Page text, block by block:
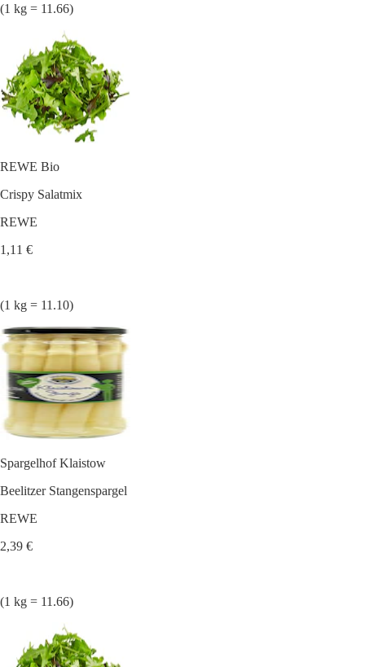
(1 kg = 11.66)
REWE Bio
Crispy Salatmix
REWE
1,11 €
(1 kg = 11.10)
Spargelhof Klaistow
Beelitzer Stangenspargel
REWE
2,39 €
(1 kg = 11.66)